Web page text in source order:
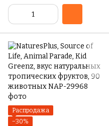
Распродажа
−30%